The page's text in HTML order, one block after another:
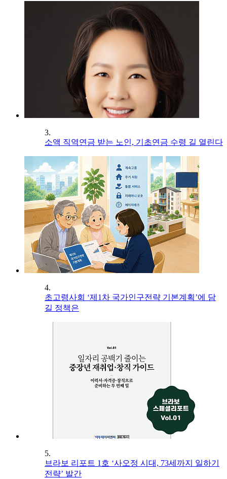
3.
소액 직역연금 받는 노인, 기초연금 수령 길 열린다
4.
초고령사회 ‘제1차 국가인구전략 기본계획’에 담
길 정책은
5.
브라보 리포트 1호 ‘사오정 시대, 73세까지 일하기
전략’ 발간